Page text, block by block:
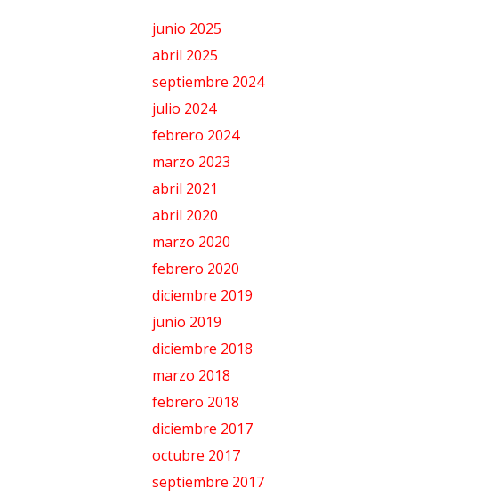
junio 2025
abril 2025
septiembre 2024
julio 2024
febrero 2024
marzo 2023
abril 2021
abril 2020
marzo 2020
febrero 2020
diciembre 2019
junio 2019
diciembre 2018
marzo 2018
febrero 2018
diciembre 2017
octubre 2017
septiembre 2017